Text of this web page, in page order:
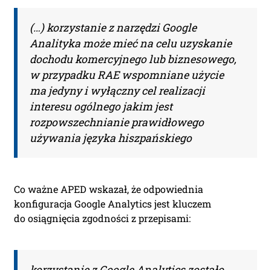
Osobowych (RODO).
Codzienna aktualizacja
bazy orzeczeń.
Teraz zamawiasz Szkolenie RODO -
Inspektor Ochrony Danych.
Nie musisz podawać karty
otrzymasz fakturę VAT
do opłacenia. Ważne: Dopiero
po zaksięgowaniu płatności –
(…) korzystanie z narzędzi Google
Analityka może mieć na celu uzyskanie
dochodu komercyjnego lub biznesowego,
w przypadku RAE wspomniane użycie
ma jedyny i wyłączny cel realizacji
interesu ogólnego jakim jest
rozpowszechnianie prawidłowego
używania języka hiszpańskiego
Co ważne APED wskazał, że odpowiednia
konfiguracja Google Analytics jest kluczem
do osiągnięcia zgodności z przepisami: